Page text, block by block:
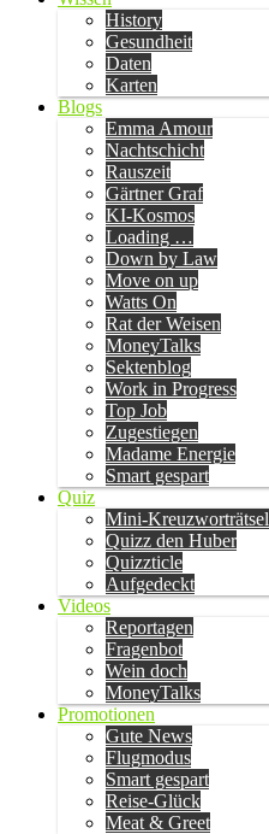
History
Gesundheit
Daten
Karten
Blogs
Emma Amour
Nachtschicht
Rauszeit
Gärtner Graf
KI-Kosmos
Loading …
Down by Law
Move on up
Watts On
Rat der Weisen
MoneyTalks
Sektenblog
Work in Progress
Top Job
Zugestiegen
Madame Energie
Smart gespart
Quiz
Mini-Kreuzworträtsel
Quizz den Huber
Quizzticle
Aufgedeckt
Videos
Reportagen
Fragenbot
Wein doch
MoneyTalks
Promotionen
Gute News
Flugmodus
Smart gespart
Reise-Glück
Meat & Greet